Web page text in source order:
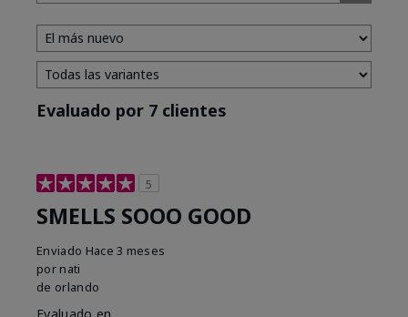
Evaluado por 7 clientes
5
SMELLS SOOO GOOD
Enviado Hace 3 meses
por nati
de orlando